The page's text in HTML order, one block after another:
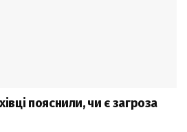
пояснили, чи є загроза